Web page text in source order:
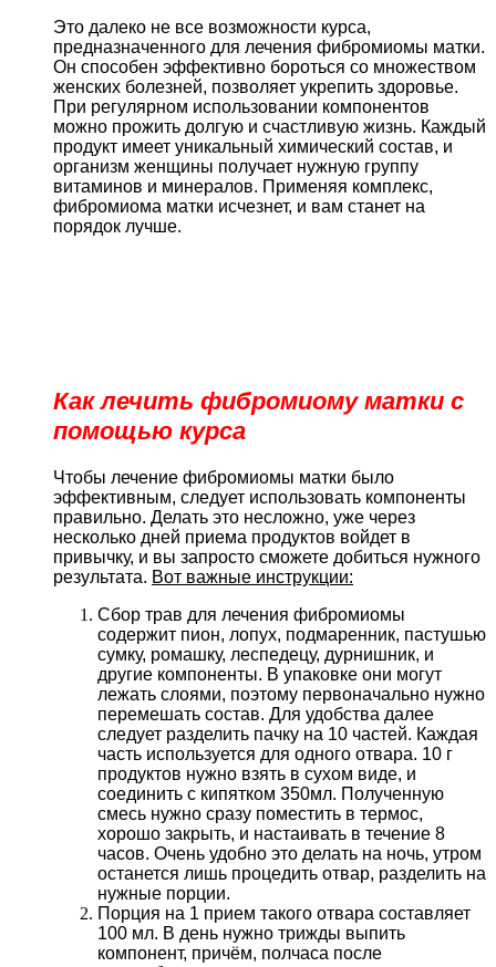
Это далеко не все возможности курса,
предназначенного для лечения фибромиомы матки.
Он способен эффективно бороться со множеством
женских болезней, позволяет укрепить здоровье.
При регулярном использовании компонентов
можно прожить долгую и счастливую жизнь. Каждый
продукт имеет уникальный химический состав, и
организм женщины получает нужную группу
витаминов и минералов. Применяя комплекс,
фибромиома матки исчезнет, и вам станет на
порядок лучше.
Как лечить фибромиому матки с
помощью курса
Чтобы лечение фибромиомы матки было
эффективным, следует использовать компоненты
правильно. Делать это несложно, уже через
несколько дней приема продуктов войдет в
привычку, и вы запросто сможете добиться нужного
результата. Вот важные инструкции:
Сбор трав для лечения фибромиомы
содержит пион, лопух, подмаренник, пастушью
сумку, ромашку, леспедецу, дурнишник, и
другие компоненты. В упаковке они могут
лежать слоями, поэтому первоначально нужно
перемешать состав. Для удобства далее
следует разделить пачку на 10 частей. Каждая
часть используется для одного отвара. 10 г
продуктов нужно взять в сухом виде, и
соединить с кипятком 350мл. Полученную
смесь нужно сразу поместить в термос,
хорошо закрыть, и настаивать в течение 8
часов. Очень удобно это делать на ночь, утром
останется лишь процедить отвар, разделить на
нужные порции.
Порция на 1 прием такого отвара составляет
100 мл. В день нужно трижды выпить
компонент, причём, полчаса после